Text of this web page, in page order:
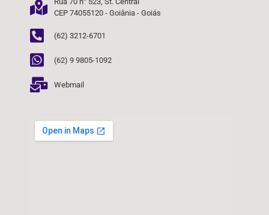
CEP 74055120 - Goiânia - Goiás
(62) 3212-6701
(62) 9 9805-1092
Webmail